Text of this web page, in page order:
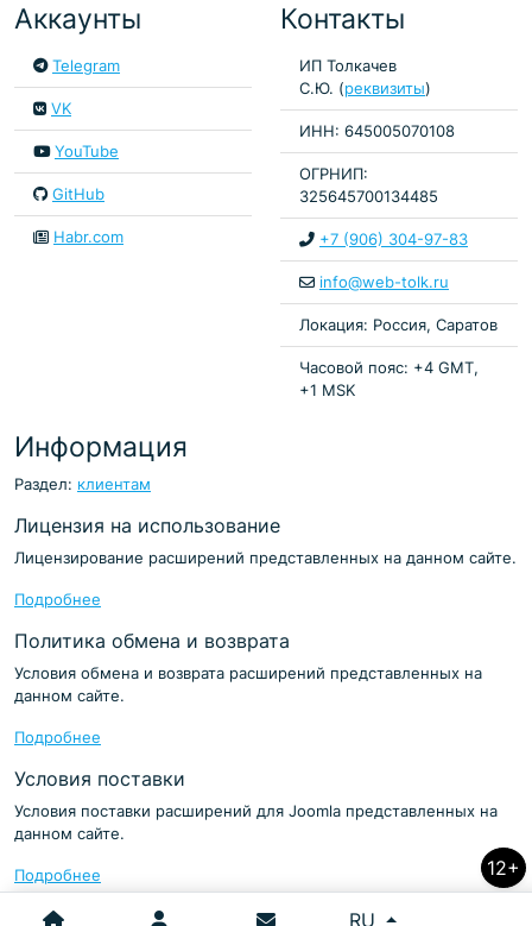
Аккаунты
Telegram
VK
YouTube
GitHub
Habr.com
Контакты
ИП Толкачев
С.Ю. (реквизиты)
ИНН: 645005070108
ОГРНИП:
325645700134485
+7 (906) 304-97-83
info@web-tolk.ru
Локация: Россия, Саратов
Часовой пояс: +4 GMT,
+1 MSK
Информация
Раздел: клиентам
Лицензия на использование
Лицензирование расширений представленных на данном сайте.
Подробнее
Политика обмена и возврата
Условия обмена и возврата расширений представленных на
данном сайте.
Подробнее
Условия поставки
Условия поставки расширений для Joomla представленных на
данном сайте.
Подробнее
RU
12+